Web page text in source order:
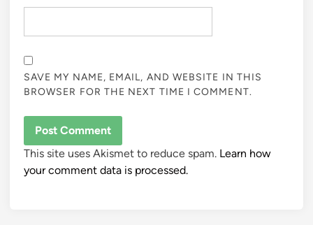
SAVE MY NAME, EMAIL, AND WEBSITE IN THIS
BROWSER FOR THE NEXT TIME I COMMENT.
This site uses Akismet to reduce spam. Learn how
your comment data is processed.